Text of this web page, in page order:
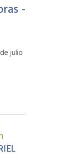
-
julio